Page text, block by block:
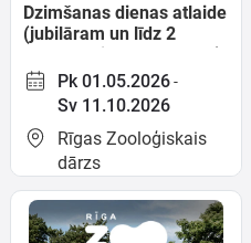
Dzimšanas dienas atlaide
(jubilāram un līdz 2
pavadošajām personām).
Rīga ZOO apmeklējums -
Vasaras sezona (No
1.05.26 līdz 11.10.26.)
Pk 01.05.2026-
Sv 11.10.2026
Rīgas Zooloģiskais
dārzs